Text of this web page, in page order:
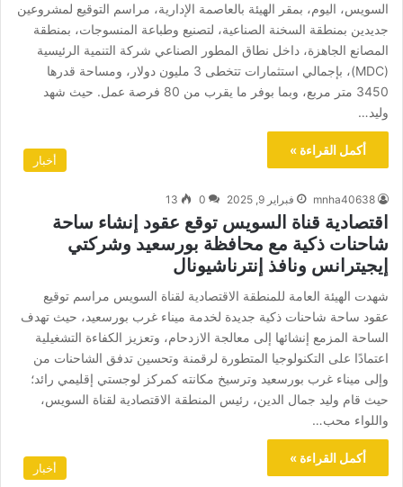
السويس، اليوم، بمقر الهيئة بالعاصمة الإدارية، مراسم التوقيع لمشروعين
جديدين بمنطقة السخنة الصناعية، لتصنيع وطباعة المنسوجات، بمنطقة
المصانع الجاهزة، داخل نطاق المطور الصناعي شركة التنمية الرئيسية
(MDC)، بإجمالي استثمارات تتخطى 3 مليون دولار، ومساحة قدرها
3450 متر مربع، وبما بوفر ما يقرب من 80 فرصة عمل. حيث شهد
وليد…
أكمل القراءة »
أخبار
mnha40638 فبراير 9, 2025 0
13
اقتصادية قناة السويس توقع عقود إنشاء ساحة
شاحنات ذكية مع محافظة بورسعيد وشركتي
إيجيترانس ونافذ إنترناشيونال
شهدت الهيئة العامة للمنطقة الاقتصادية لقناة السويس مراسم توقيع
عقود ساحة شاحنات ذكية جديدة لخدمة ميناء غرب بورسعيد، حيث تهدف
الساحة المزمع إنشائها إلى معالجة الازدحام، وتعزيز الكفاءة التشغيلية
اعتمادًا على التكنولوجيا المتطورة لرقمنة وتحسين تدفق الشاحنات من
وإلى ميناء غرب بورسعيد وترسيخ مكانته كمركز لوجستي إقليمي رائد؛
حيث قام وليد جمال الدين، رئيس المنطقة الاقتصادية لقناة السويس،
واللواء محب…
أكمل القراءة »
أخبار